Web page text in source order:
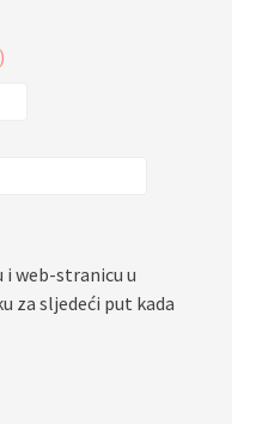
web-stranicu u
za sljedeći put kada